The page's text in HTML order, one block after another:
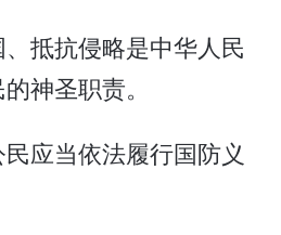
抵抗侵略是中华人民
神圣职责。
应当依法履行国防义